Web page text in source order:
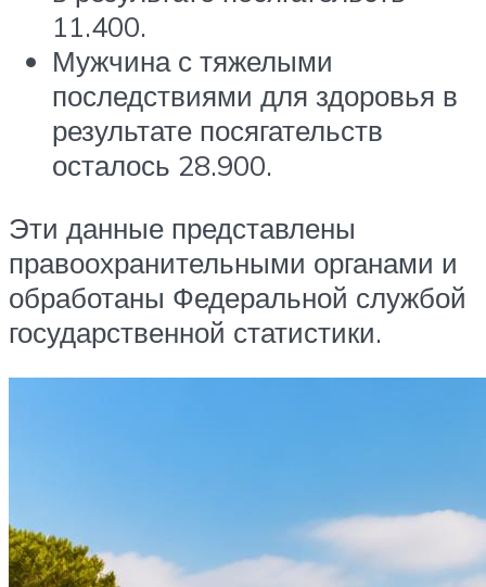
11.400.
Мужчина с тяжелыми
последствиями для здоровья в
результате посягательств
осталось 28.900.
Эти данные представлены
правоохранительными органами и
обработаны Федеральной службой
государственной статистики.